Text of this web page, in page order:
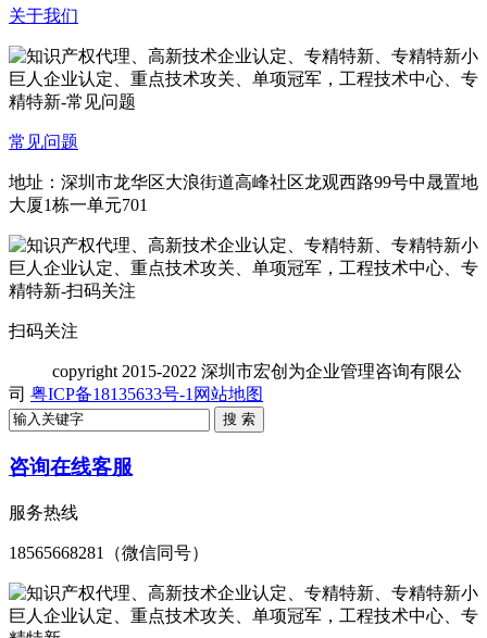
关于我们
常见问题
地址：深圳市龙华区大浪街道高峰社区龙观西路99号中晟置地
大厦1栋一单元701
扫码关注
copyright 2015-2022 深圳市宏创为企业管理咨询有限公
司 粤ICP备18135633号-1 网站地图
咨询在线客服
服务热线
18565668281（微信同号）